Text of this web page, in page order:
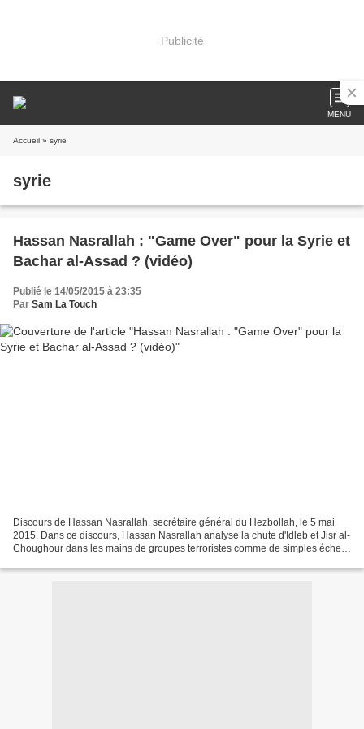
Publicité
MENU
Accueil » syrie
syrie
Hassan Nasrallah : "Game Over" pour la Syrie et
Bachar al-Assad ? (vidéo)
Publié le 14/05/2015 à 23:35
Par Sam La Touch
Discours de Hassan Nasrallah, secrétaire général du Hezbollah, le 5 mai
2015. Dans ce discours, Hassan Nasrallah analyse la chute d'Idleb et Jisr al-
Choughour dans les mains de groupes terroristes comme de simples échecs